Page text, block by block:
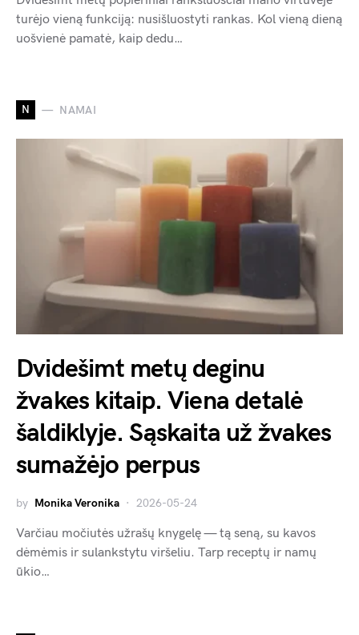
turėjo vieną funkciją: nusišluostyti rankas. Kol vieną dieną
uošvienė pamatė, kaip dedu…
N NAMAI
Dvidešimt metų deginu
žvakes kitaip. Viena detalė
šaldiklyje. Sąskaita už žvakes
sumažėjo perpus
by Monika Veronika 2026-05-24
Varčiau močiutės užrašų knygelę — tą seną, su kavos
dėmėmis ir sulankstytu viršeliu. Tarp receptų ir namų
ūkio…